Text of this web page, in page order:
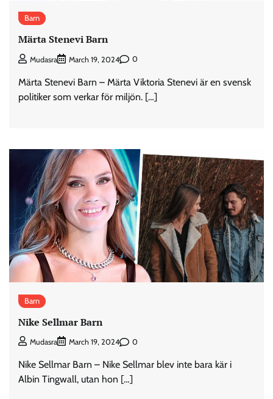
Barn
Märta Stenevi Barn
Mudasra March 19, 2024 0
Märta Stenevi Barn – Märta Viktoria Stenevi är en svensk
politiker som verkar för miljön. […]
Barn
Nike Sellmar Barn
Mudasra March 19, 2024 0
Nike Sellmar Barn – Nike Sellmar blev inte bara kär i
Albin Tingwall, utan hon […]